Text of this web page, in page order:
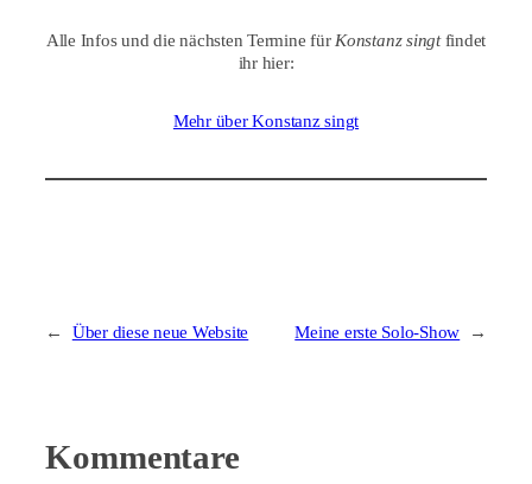
Alle Infos und die nächsten Termine fürKonstanz singtfindet
ihr hier:
Mehr über Konstanz singt
← Über diese neue Website Meine erste Solo-Show →
Kommentare